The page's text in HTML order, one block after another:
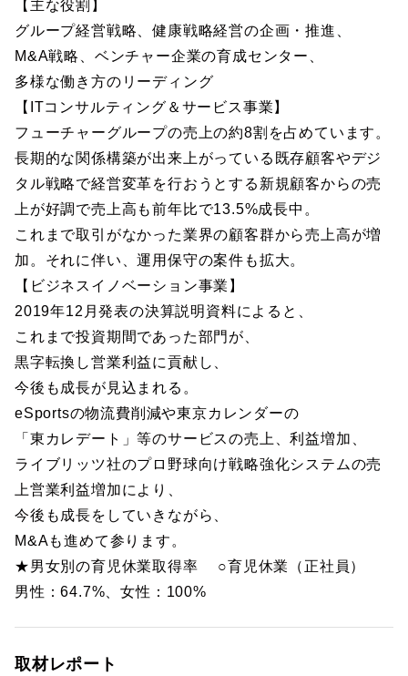
【主な役割】
グループ経営戦略、健康戦略経営の企画・推進、
M&A戦略、ベンチャー企業の育成センター、
多様な働き方のリーディング
【ITコンサルティング＆サービス事業】
フューチャーグループの売上の約8割を占めています。
長期的な関係構築が出来上がっている既存顧客やデジ
タル戦略で経営変革を行おうとする新規顧客からの売
上が好調で売上高も前年比で13.5%成長中。
これまで取引がなかった業界の顧客群から売上高が増
加。それに伴い、運用保守の案件も拡大。
【ビジネスイノベーション事業】
2019年12月発表の決算説明資料によると、
これまで投資期間であった部門が、
黒字転換し営業利益に貢献し、
今後も成長が見込まれる。
eSportsの物流費削減や東京カレンダーの
「東カレデート」等のサービスの売上、利益増加、
ライブリッツ社のプロ野球向け戦略強化システムの売
上営業利益増加により、
今後も成長をしていきながら、
M&Aも進めて参ります。
★男女別の育児休業取得率 ○育児休業（正社員）
男性：64.7%、女性：100%
取材レポート